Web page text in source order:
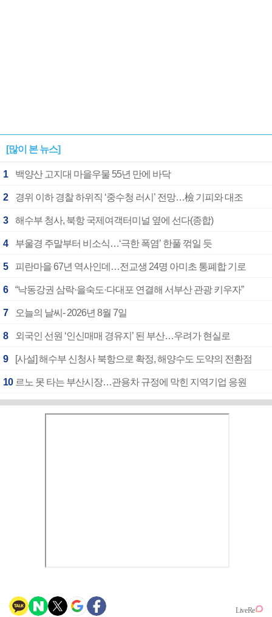
[많이 본 뉴스]
1 백양산 고지대 마을우물 55년 만에 바닥
2 경위 이하 경찰 하위직 ‘중수청 러시’ 전망…檢 기피와 대조
3 해수부 청사, 북항 국제여객터미널 옆에 선다(종합)
4 부울경 주말부터 비소식…‘극한 폭염’ 한풀 꺾일 듯
5 피란마을 67년 역사인데…전교생 24명 아미초 통폐합 기로
6 “낙동강권 삼락·을숙도·다대포 연결해 서부산 관광 키우자”
7 오늘의 날씨- 2026년 8월 7일
8 외국인 선원 ‘인신매매 경유지’ 된 부산…우려가 현실로
9 [사설] 해수부 신청사 북항으로 확정, 해양수도 도약의 전환점
10 르노 못 타는 부산시장…관용차 규정에 막힌 지역기업 응원